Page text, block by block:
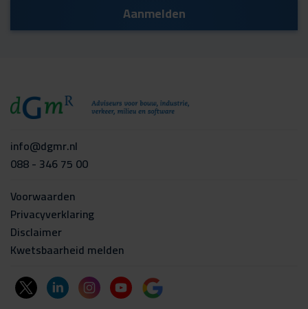
info@dgmr.nl
088 - 346 75 00
Voorwaarden
Privacyverklaring
Disclaimer
Kwetsbaarheid melden